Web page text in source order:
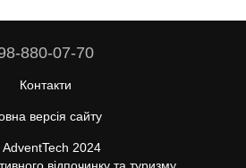
880-07-70
Контакти
версія сайту
2024
відпочинку та туризму